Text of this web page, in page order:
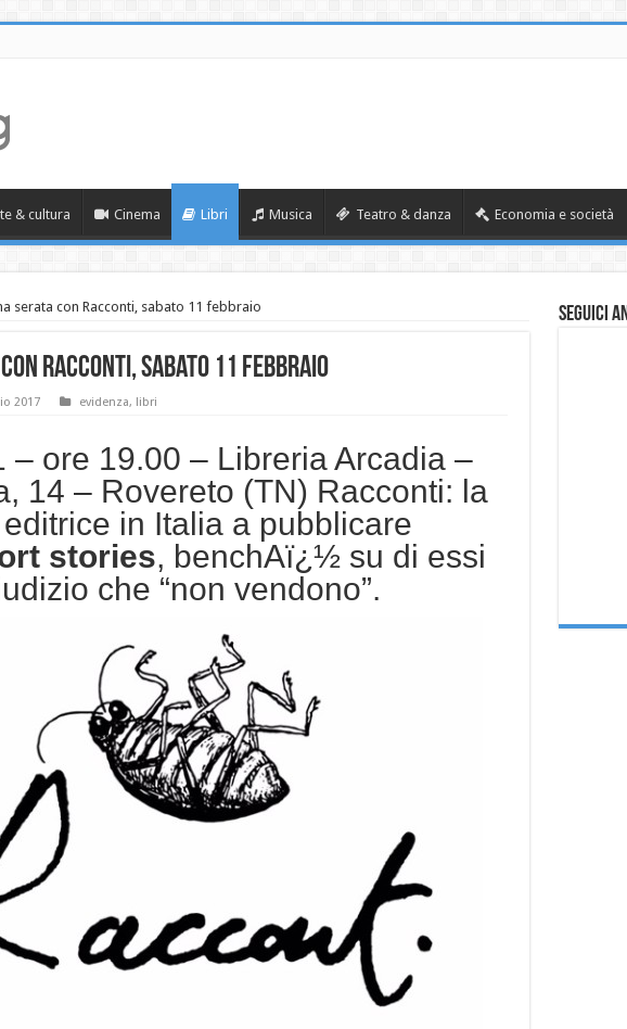
& cultura Cinema Libri Musica Teatro & danza Economia e società
serata con Racconti, sabato 11 febbraio
con Racconti, sabato 11 febbraio
2017 evidenza, libri
– ore 19.00 – Libreria Arcadia –
14 – Rovereto (TN) Racconti: la
in Italia a pubblicare
stories, benchAï¿½ su di essi
che “non vendono”.
Seguici